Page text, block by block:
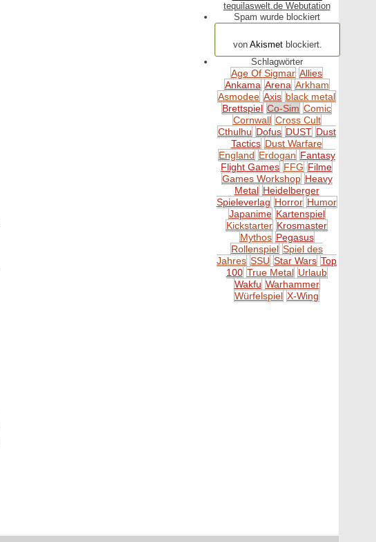
tequilaswelt.de Webutation
Spam wurde blockiert
von Akismetblockiert.
Schlagwörter
Age Of Sigmar Allies
Ankama Arena Arkham
Asmodee Axis black metal
Brettspiel Co-Sim Comic
Cornwall Cross Cult
Cthulhu Dofus DUST Dust
Tactics Dust Warfare
England Erdogan Fantasy
Flight Games FFG Filme
Games Workshop Heavy
Metal Heidelberger
Spieleverlag Horror Humor
Japanime Kartenspiel
Kickstarter Krosmaster
Mythos Pegasus
Rollenspiel Spiel des
Jahres SSU Star Wars Top
100 True Metal Urlaub
Wakfu Warhammer
Würfelspiel X-Wing